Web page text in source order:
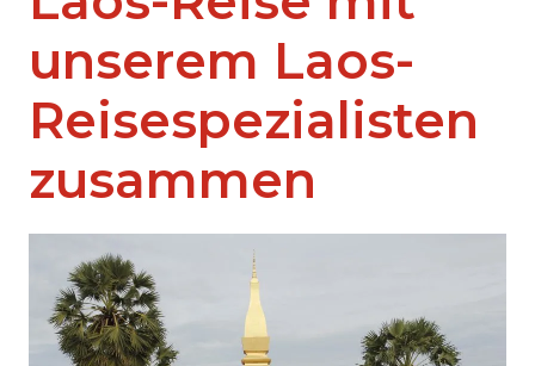
unserem Laos-
Reisespezialisten
zusammen